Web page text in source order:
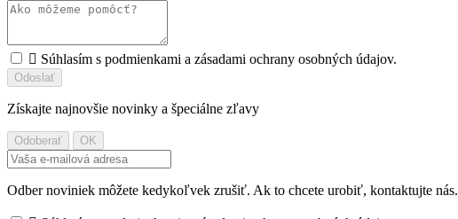
 Súhlasím s podmienkami a zásadami ochrany osobných údajov.
Získajte najnovšie novinky a špeciálne zľavy
Odber noviniek môžete kedykoľvek zrušiť. Ak to chcete urobiť, kontaktujte nás.